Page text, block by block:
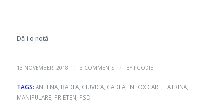
Dă-i o notă
13 NOVEMBER, 2018 / 3 COMMENTS / BY JIGODIE
TAGS: ANTENA, BADEA, CIUVICA, GADEA, INTOXICARE, LATRINA,
MANIPULARE, PRIETEN, PSD